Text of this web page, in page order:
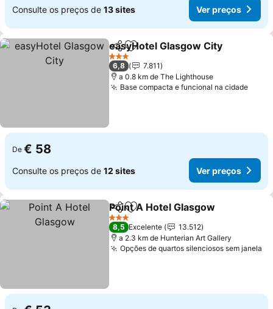
Consulte os preços de 13 sites Ver preços
PartilharAdicionar aos favoritos
easyHotel Glasgow City
3 Estrelas
6,8
7.811
a 0.8 km de The Lighthouse
Base compacta e funcional na cidadeVer
De € 58
Consulte os preços de 12 sites Ver preços
PartilharAdicionar aos favoritos
Point A Hotel Glasgow
3 Estrelas
8,5 Excelente
13.512
a 2.3 km de Hunterian Art Gallery
Opções de quartos silenciosos sem janela